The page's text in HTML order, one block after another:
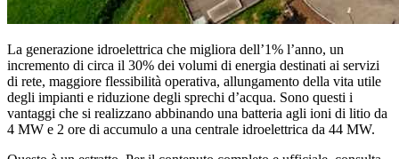
La generazione idroelettrica che migliora dell’1% l’anno, un
incremento di circa il 30% dei volumi di energia destinati ai servizi
di rete, maggiore flessibilità operativa, allungamento della vita utile
degli impianti e riduzione degli sprechi d’acqua. Sono questi i
vantaggi che si realizzano abbinando una batteria agli ioni di litio da
4 MW e 2 ore di accumulo a una centrale idroelettrica da 44 MW.